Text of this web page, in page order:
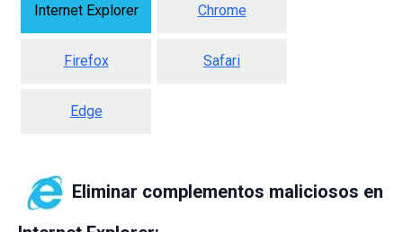
Internet Explorer Chrome
Firefox Safari
Edge
Eliminar complementos maliciosos en